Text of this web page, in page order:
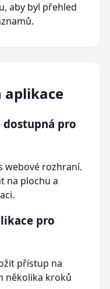
aby byl přehled
aplikace
dostupná pro
webové rozhraní.
na plochu a
pro
přístup na
několika kroků